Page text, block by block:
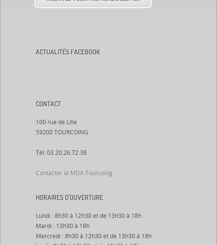
ACTUALITÉS FACEBOOK
CONTACT
100 rue de Lille
59200 TOURCOING
Tél: 03.20.26.72.38
Contacter la MDA Tourcoing
HORAIRES D’OUVERTURE
Lundi : 8h30 à 12h30 et de 13h30 à 18h
Mardi : 13h30 à 18h
Mercredi : 8h30 à 12h30 et de 13h30 à 18h